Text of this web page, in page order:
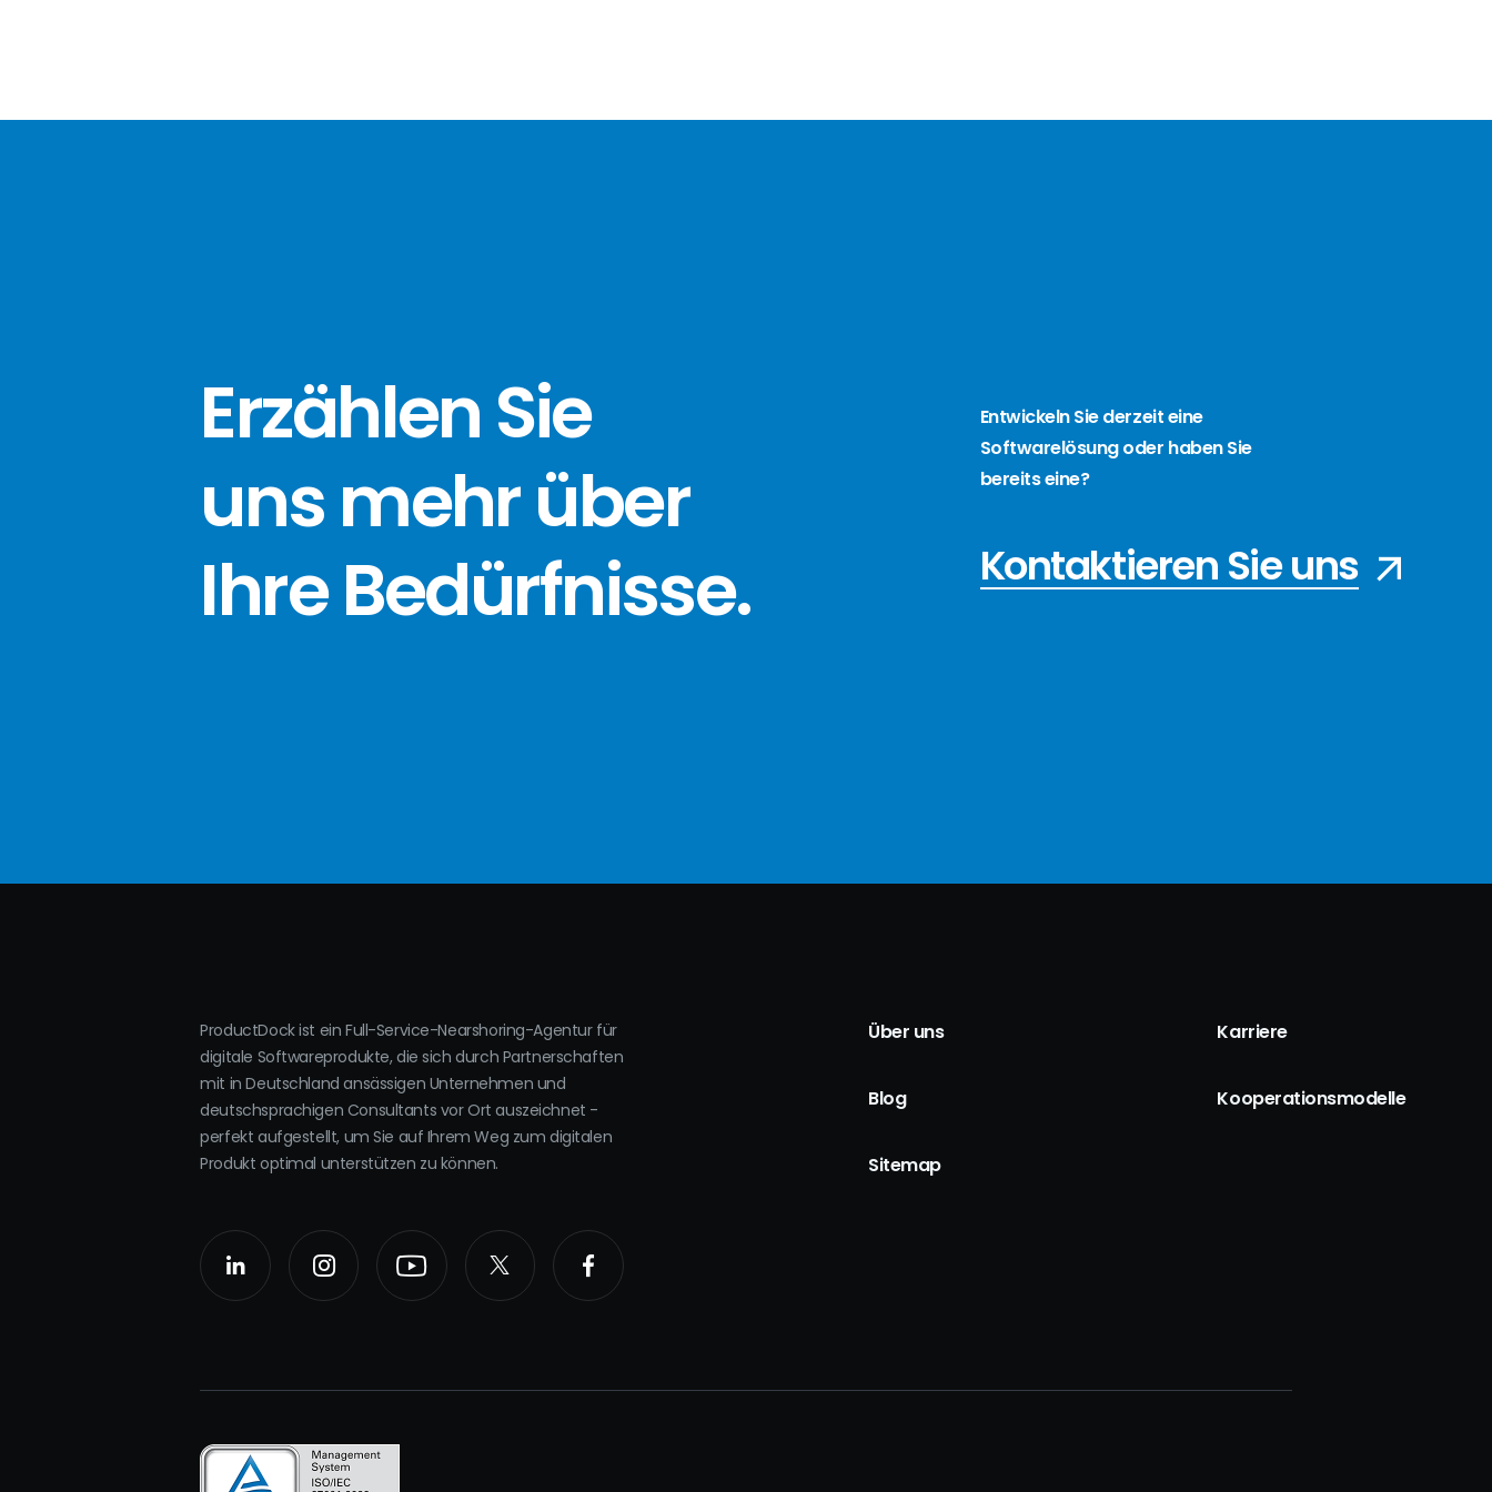
Erzählen Sie
uns mehr über
Ihre Bedürfnisse.
Entwickeln Sie derzeit eine
Softwarelösung oder haben Sie
bereits eine?
Kontaktieren Sie uns
ProductDock ist ein Full-Service-Nearshoring-Agentur für
digitale Softwareprodukte, die sich durch Partnerschaften
mit in Deutschland ansässigen Unternehmen und
deutschsprachigen Consultants vor Ort auszeichnet -
perfekt aufgestellt, um Sie auf Ihrem Weg zum digitalen
Produkt optimal unterstützen zu können.
Über uns Karriere
Blog Kooperationsmodelle
Sitemap